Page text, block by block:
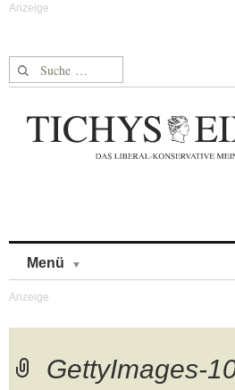
Suche nach:
Menü
GettyImages-